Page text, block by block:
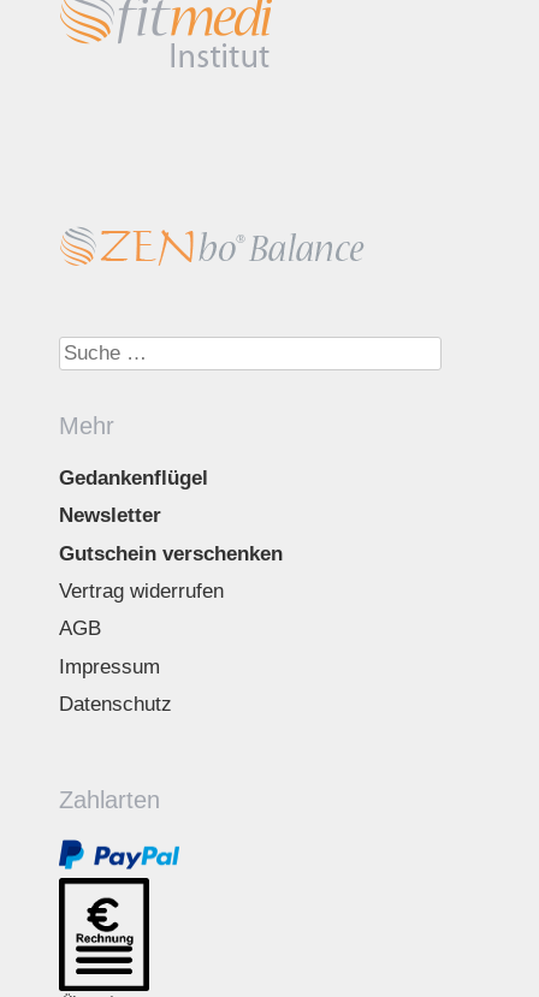
Suche nach:
Mehr
Gedankenflügel
Newsletter
Gutschein verschenken
Vertrag widerrufen
AGB
Impressum
Datenschutz
Zahlarten